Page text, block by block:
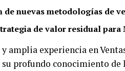
nuevas metodologías de
de valor residual para
amplia experiencia en
profundo conocimiento de